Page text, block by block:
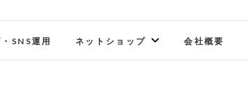
SNS運用 ネットショップ 会社概要